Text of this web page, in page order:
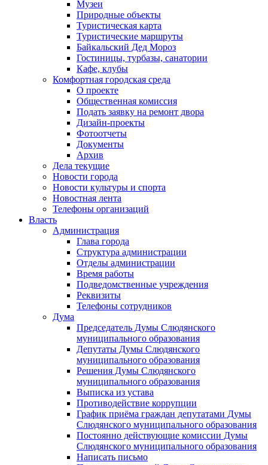
Музеи
Природные объекты
Туристическая карта
Туристические маршруты
Байкальский Дед Мороз
Гостиницы, турбазы, санатории
Кафе, клубы
Комфортная городская среда
О проекте
Общественная комиссия
Подать заявку на ремонт двора
Дизайн-проекты
Фотоотчеты
Документы
Архив
Дела текущие
Новости города
Новости культуры и спорта
Новостная лента
Телефоны организаций
Власть
Администрация
Глава города
Структура администрации
Отделы администрации
Время работы
Подведомственные учреждения
Реквизиты
Телефоны сотрудников
Дума
Председатель Думы Слюдянского
муниципального образования
Депутаты Думы Слюдянского
муниципального образования
Решения Думы Слюдянского
муниципального образования
Выписка из устава
Противодействие коррупции
График приёма граждан депутатами Думы
Слюдянского муниципального образования
Постоянно действующие комиссии Думы
Слюдянского муниципального образования
Написать письмо